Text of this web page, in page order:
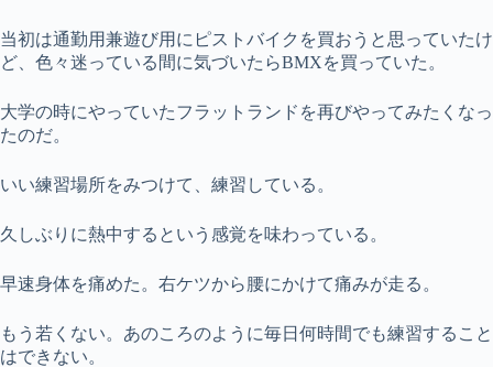
当初は通勤用兼遊び用にピストバイクを買おうと思っていたけ
ど、色々迷っている間に気づいたらBMXを買っていた。
大学の時にやっていたフラットランドを再びやってみたくなっ
たのだ。
いい練習場所をみつけて、練習している。
久しぶりに熱中するという感覚を味わっている。
早速身体を痛めた。右ケツから腰にかけて痛みが走る。
もう若くない。あのころのように毎日何時間でも練習すること
はできない。